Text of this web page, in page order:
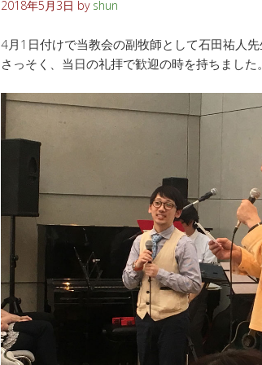
2018年5月3日 by shun
4月1日付けで当教会の副牧師として石田祐人先
さっそく、当日の礼拝で歓迎の時を持ちました。